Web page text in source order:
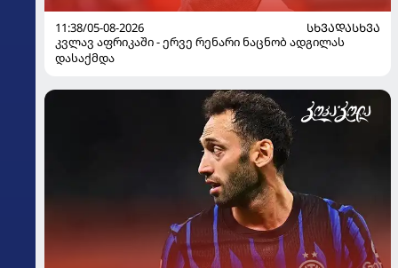
11:38/05-08-2026
ᲡᲮᲕᲐᲓᲐᲡᲮᲕᲐ
კვლავ აფრიკაში - ერვე რენარი ნაცნობ ადგილას
დასაქმდა